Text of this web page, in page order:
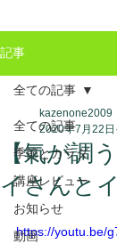
記事
全ての記事
季節とカラダ
講座レビュー
お知らせ
動画
全ての記事
【氣が調
イさんと
kazenone2009
2020年7月22日
https://youtu.be/